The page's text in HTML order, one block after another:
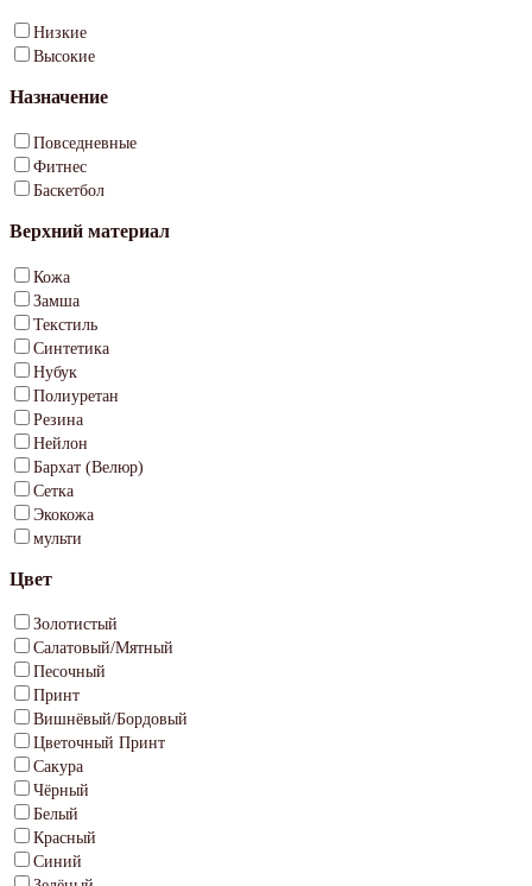
Низкие
Высокие
Назначение
Повседневные
Фитнес
Баскетбол
Верхний материал
Кожа
Замша
Текстиль
Синтетика
Нубук
Полиуретан
Резина
Нейлон
Бархат (Велюр)
Сетка
Экокожа
мульти
Цвет
Золотистый
Салатовый/Мятный
Песочный
Принт
Вишнёвый/Бордовый
Цветочный Принт
Сакура
Чёрный
Белый
Красный
Синий